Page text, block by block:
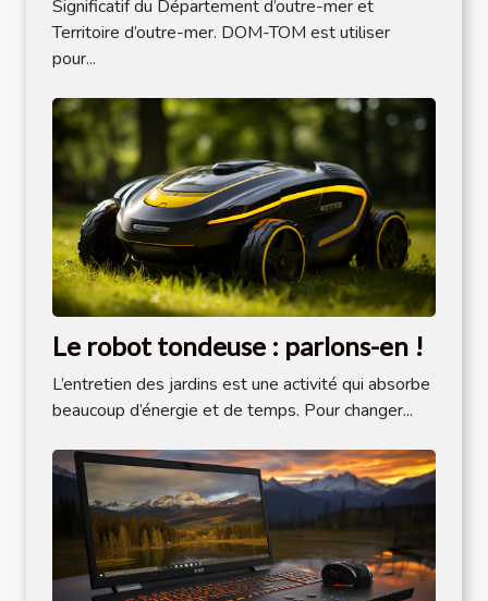
Significatif du Département d’outre-mer et
Territoire d’outre-mer. DOM-TOM est utiliser
pour...
Le robot tondeuse : parlons-en !
L’entretien des jardins est une activité qui absorbe
beaucoup d’énergie et de temps. Pour changer...